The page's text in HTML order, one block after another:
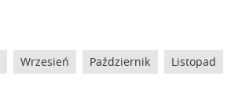
Wrzesień Październik Listopad